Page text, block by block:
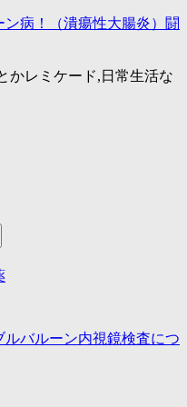
病！（潰瘍性大腸炎）闘
かレミケード,日常生活な
ルバルーン内視鏡検査につ